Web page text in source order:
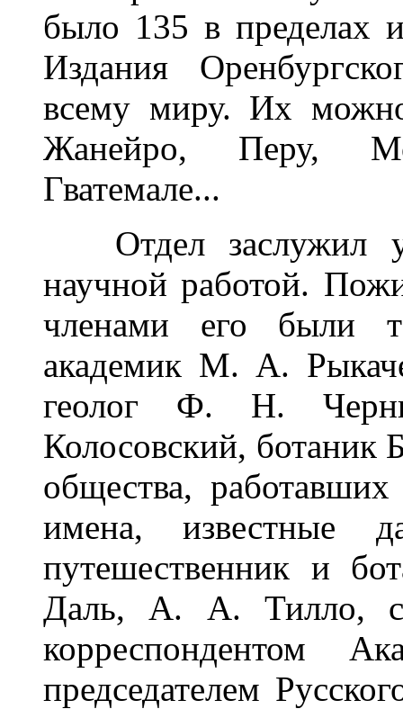
было 135 в пределах
Издания
всему миру. Их
Жанейро, Перу,
Гватемале...
Отдел заслужил
научной работой.
членами его были
академик М. А.
геолог Ф. Н.
Колосовский, ботаник
общества,
имена, известные
путешественник и
Даль, А. А. Тилло,
корреспондентом
председателем